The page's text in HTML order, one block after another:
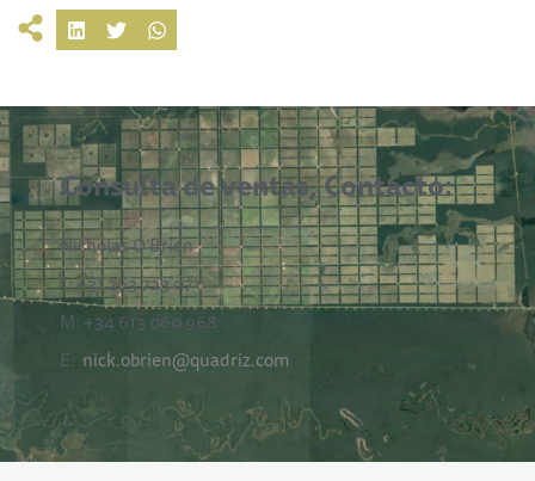
Consulta de ventas, Contacto:
Nicholas O’Brien
T: +31 263 723 071
M: +34 613 060 968
E: nick.obrien@quadriz.com